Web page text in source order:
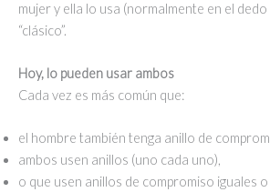
mujer y ella lo usa (normalmente en el
“clásico”.
Hoy, lo pueden usar ambos
Cada vez es más común que:
el hombre también tenga anillo de
ambos usen anillos (uno cada uno),
o que usen anillos de compromiso iguales